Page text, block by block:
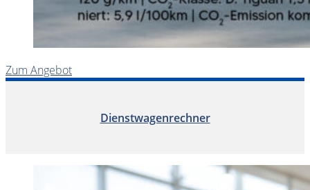
Zum Angebot
Dienstwagenrechner